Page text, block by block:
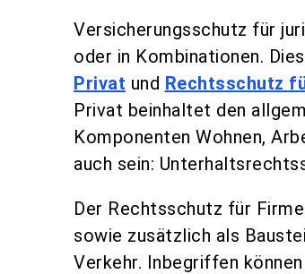
Versicherungsschutz für
oder in Kombinationen.
Privat und Rechtsschutz
Privat beinhaltet den
Komponenten Wohnen,
auch sein:
Der Rechtsschutz für
sowie zusätzlich als
Verkehr. Inbegriffen